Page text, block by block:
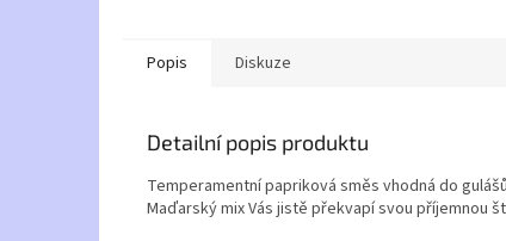
Popis Diskuze
Detailní popis produktu
Temperamentní papriková směs vhodná do
Maďarský mix Vás jistě překvapí svou příjemnou